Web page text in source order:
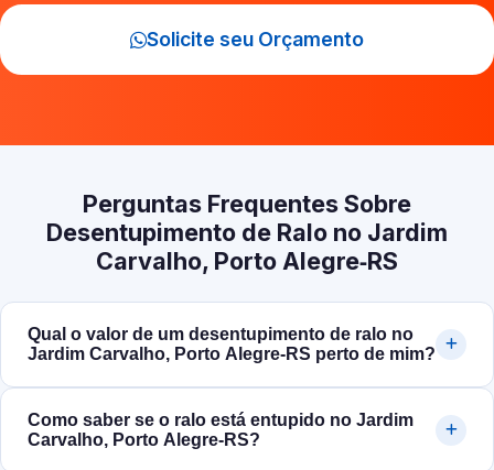
Solicite seu Orçamento
Perguntas Frequentes Sobre
Desentupimento de Ralo no Jardim
Carvalho, Porto Alegre‑RS
Qual o valor de um desentupimento de ralo no
Jardim Carvalho, Porto Alegre‑RS perto de mim?
Como saber se o ralo está entupido no Jardim
Carvalho, Porto Alegre‑RS?